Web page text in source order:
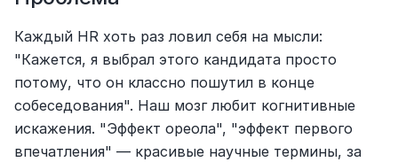
Каждый HR хоть раз ловил себя на мысли:
"Кажется, я выбрал этого кандидата просто
потому, что он классно пошутил в конце
собеседования". Наш мозг любит когнитивные
искажения. "Эффект ореола", "эффект первого
впечатления" — красивые научные термины, за